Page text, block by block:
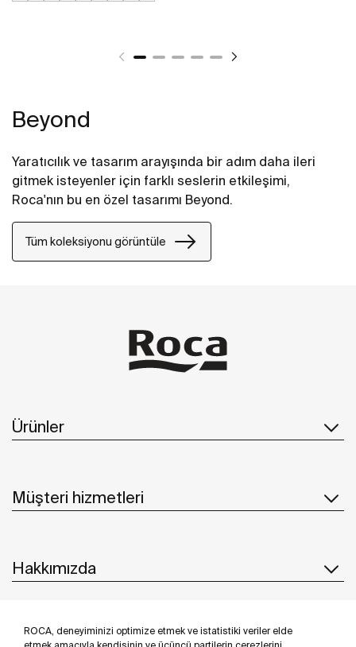
ROCA, deneyiminizi optimize etmek ve istatistiki veriler elde
Beyond
Yaratıcılık ve tasarım arayışında bir adım daha ileri
gitmek isteyenler için farklı seslerin etkileşimi,
Roca'nın bu en özel tasarımı Beyond.
Tüm koleksiyonu görüntüle
Ürünler
Müşteri hizmetleri
Hakkımızda
İlham & Fikirler